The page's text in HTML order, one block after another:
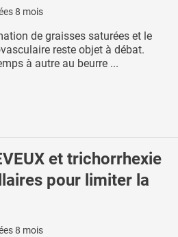
8 mois
de graisses saturées et le
reste objet à débat.
à autre au beurre ...
et trichorrhexie
pour limiter la
8 mois